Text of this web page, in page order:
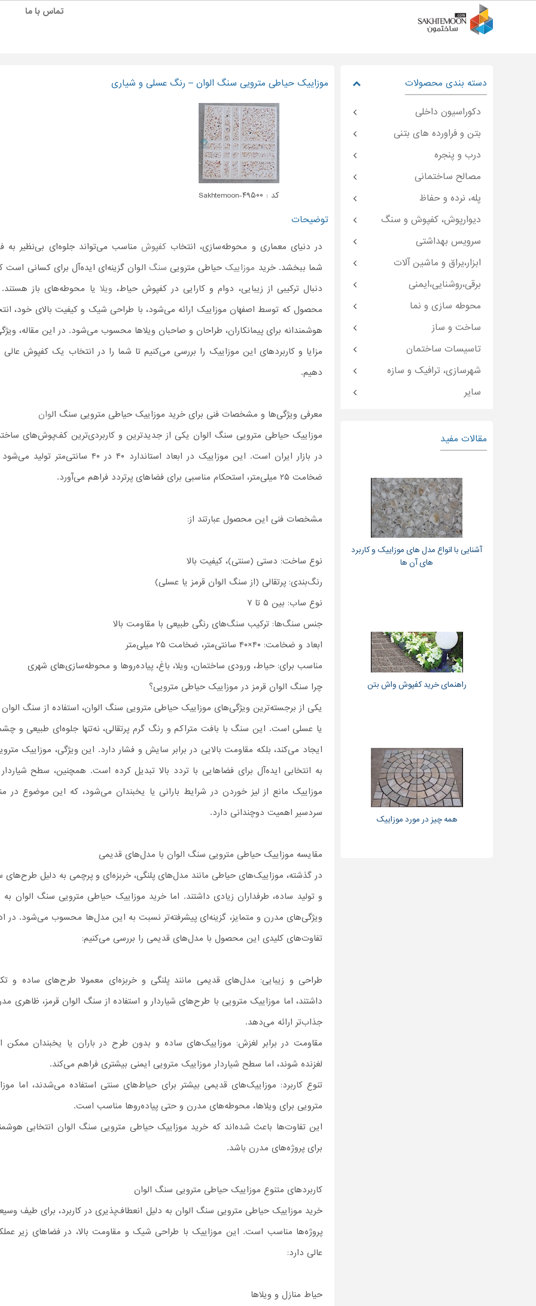
تماس با ما
موزاییک حیاطی مترویی سنگ الوان – رنگ عسلی و شیاری
کد : Sakhtemoon-۴۹۵۰۰
توضیحات
در دنیای معماری و محوطه‌سازی، انتخاب کفپوش مناسب می‌تواند جلوه‌ای بی‌نظیر به
شما ببخشد. خرید موزاییکحیاطی مترویی سنگ الوان گزینه‌ای ایده‌آل برای کسانی است
دنبال ترکیبی از زیبایی، دوام و کارایی در کفپوش حیاط، ویلا یا محوطه‌های باز
محصول که توسط اصفهان موزاییک ارائه می‌شود، با طراحی شیک و کیفیت بالای خود،
هوشمندانه برای پیمانکاران، طراحان و صاحبان ویلاها محسوب می‌شود. در این مقاله،
مزایا و کاربردهای این موزاییک را بررسی می‌کنیم تا شما را در انتخاب یک کفپوش عالی
دهیم.
معرفی ویژگی‌ها و مشخصات فنی برای خرید موزاییک حیاطی مترویی سنگ الوان
موزاییک حیاطی مترویی سنگ الوان یکی از جدیدترین و کاربردی‌ترین کف‌پوش‌های
در بازار ایران است. این موزاییک در ابعاد استاندارد ۴۰ در ۴۰ سانتی‌متر
ضخامت ۲۵ میلی‌متر، استحکام مناسبی برای فضاهای پرتردد فراهم می‌آورد.
مشخصات فنی این محصول عبارتند از:
نوع ساخت: دستی (سنتی)، کیفیت بالا
رنگ‌بندی: پرتقالی (از سنگ الوان قرمز یا عسلی)
نوع ساب: بین ۵ تا ۷
جنس سنگ‌ها: ترکیب سنگ‌های رنگی طبیعی با مقاومت بالا
ابعاد و ضخامت: ۴۰×۴۰ سانتی‌متر، ضخامت ۲۵ میلی‌متر
مناسب برای: حیاط، ورودی ساختمان، ویلا، باغ، پیاده‌روها و محوطه‌سازی‌های شهری
چرا سنگ الوان قرمز در موزاییک حیاطی مترویی؟
یکی از برجسته‌ترین ویژگی‌های موزاییک حیاطی مترویی سنگ الوان، استفاده از سنگ الوان
یا عسلی است. این سنگ با بافت متراکم و رنگ گرم پرتقالی، نه‌تنها جلوه‌ای طبیعی و
ایجاد می‌کند، بلکه مقاومت بالایی در برابر سایش و فشار دارد. این ویژگی، موزاییک
به انتخابی ایده‌آل برای فضاهایی با تردد بالا تبدیل کرده است. همچنین، سطح
موزاییک مانع از لیز خوردن در شرایط بارانی یا یخبندان می‌شود، که این موضوع در
سردسیر اهمیت دوچندانی دارد.
مقایسه موزاییک حیاطی مترویی سنگ الوان با مدل‌های قدیمی
در گذشته، موزاییک‌های حیاطی مانند مدل‌های پلنگی، خربزه‌ای و پرچمی به دلیل طرح‌های
و تولید ساده، طرفداران زیادی داشتند. اما خرید موزاییک حیاطی مترویی سنگ الوان به
ویژگی‌های مدرن و متمایز، گزینه‌ای پیشرفته‌تر نسبت به این مدل‌ها محسوب می‌شود. در
تفاوت‌های کلیدی این محصول با مدل‌های قدیمی را بررسی می‌کنیم:
طراحی و زیبایی: مدل‌های قدیمی مانند پلنگی و خربزه‌ای معمولا طرح‌های ساده و
داشتند، اما موزاییک مترویی با طرح‌های شیاردار و استفاده از سنگ الوان قرمز، ظاهری
جذاب‌تر ارائه می‌دهد.
مقاومت در برابر لغزش: موزاییک‌های ساده و بدون طرح در باران یا یخبندان
لغزنده شوند، اما سطح شیاردار موزاییک مترویی ایمنی بیشتری فراهم می‌کند.
تنوع کاربرد: موزاییک‌های قدیمی بیشتر برای حیاط‌های سنتی استفاده می‌شدند، اما
مترویی برای ویلاها، محوطه‌های مدرن و حتی پیاده‌روها مناسب است.
این تفاوت‌ها باعث شده‌اند که خرید موزاییک حیاطی مترویی سنگ الوان انتخابی
برای پروژه‌های مدرن باشد.
کاربردهای متنوع موزاییک حیاطی مترویی سنگ الوان
خرید موزاییک حیاطی مترویی سنگ الوان به دلیل انعطاف‌پذیری در کاربرد، برای طیف
پروژه‌ها مناسب است. این موزاییک با طراحی شیک و مقاومت بالا، در فضاهای زیر
عالی دارد:
حیاط منازل و ویلاها
دسته بندی محصولات
دکوراسیون داخلی
بتن و فراورده های بتنی
درب و پنجره
مصالح ساختمانی
پله، نرده و حفاظ
دیوارپوش، کفپوش و سنگ
سرویس بهداشتی
ابزار،یراق و ماشین آلات
برقی،روشنایی،ایمنی
محوطه سازی و نما
ساخت و ساز
تاسیسات ساختمان
شهرسازی، ترافیک و سازه
سایر
مقالات مفید
آشنایی با انواع مدل های موزاییک و کاربرد
های آن ها
راهنمای خرید کفپوش واش بتن
همه چیز در مورد موزاییک